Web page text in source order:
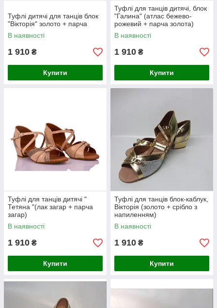
Туфлі дитячі для танців блок
"Вікторія" золото + парча
В наявності
1 910 ₴
Купити
Туфлі для танців дитячі, блок
"Галина" (атлас бежево-
рожевий + парча золота)
В наявності
1 910 ₴
Купити
Туфлі для танців дитячі "
Тетяна "(лак загар + парча
загар)
В наявності
1 910 ₴
Купити
Туфлі для танців блок-каблук,
Вікторія (золото + срібло з
напиленням)
В наявності
1 910 ₴
Купити